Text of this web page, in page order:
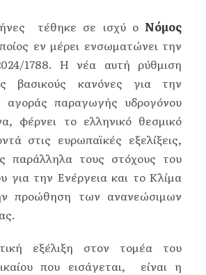
τέθηκε σε ισχύ ο Νόμος
εν μέρει ενσωματώνει την
1788. Η νέα αυτή ρύθμιση
βασικούς κανόνες για την
παραγωγής υδρογόνου
φέρνει το ελληνικό θεσμικό
στις ευρωπαϊκές εξελίξεις,
παράλληλα τους στόχους του
για την Ενέργεια και το Κλίμα
προώθηση των ανανεώσιμων
εξέλιξη στον τομέα του
που εισάγεται, είναι η